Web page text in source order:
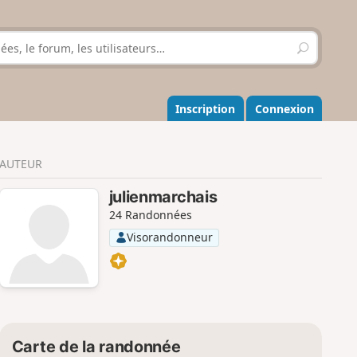
R
e
h
e
r
r
Inscription Connexion
AUTEUR
julienmarchais
24 Randonnées
Visorandonneur
Carte de la randonnée